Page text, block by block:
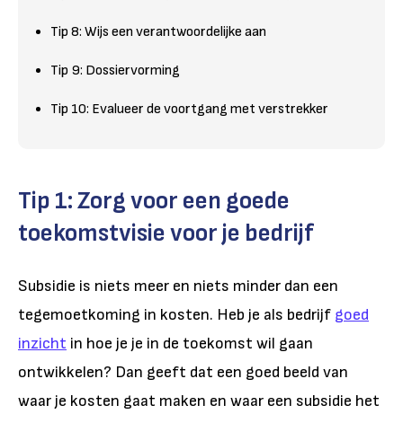
Tip 8: Wijs een verantwoordelijke aan
Tip 9: Dossiervorming
Tip 10: Evalueer de voortgang met verstrekker
Tip 1: Zorg voor een goede
toekomstvisie voor je bedrijf
Subsidie is niets meer en niets minder dan een
tegemoetkoming in kosten. Heb je als bedrijf goed
inzicht in hoe je je in de toekomst wil gaan
ontwikkelen? Dan geeft dat een goed beeld van
waar je kosten gaat maken en waar een subsidie het